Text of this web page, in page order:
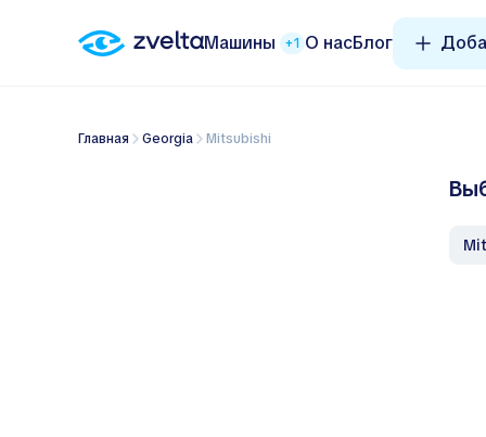
Машины +1 О насБлог
Главная Georgia Mitsubishi